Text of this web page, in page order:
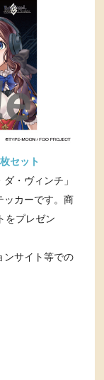
セット
・ヴィンチ」
ッカーです。商
をプレゼン
ンサイト等での